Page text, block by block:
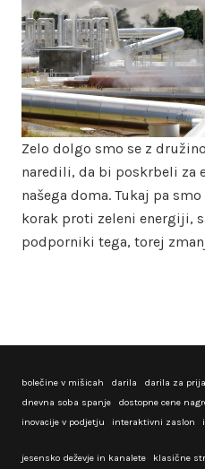
Zelo dolgo smo se z
naredili, da bi poskrbeli za
našega doma. Tukaj pa
korak proti zeleni energiji,
podporniki tega, torej
bolečine v mišicah darila darila za
dnevna soba spanje
dostopne cene
inovacije v podjetju
interaktivni zaslon
jesensko deževje in kanalete klasične